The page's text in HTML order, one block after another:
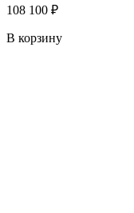
108 100 ₽
В корзину